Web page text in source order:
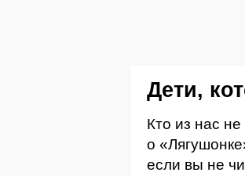
Дети,
Кто из нас
о
если вы не